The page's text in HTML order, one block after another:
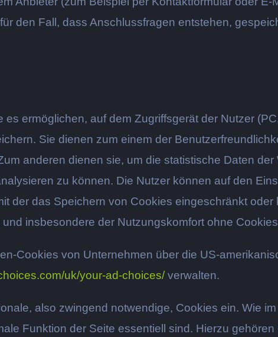
den Fall, dass Anschlussfragen entstehen,
es ermöglichen, auf dem Zugriffsgerät der Nutzer
Sie dienen zum einem der
anderen dienen sie, um die statistische Daten
zu können. Die Nutzer können auf den
der das Speichern von Cookies eingeschränkt
insbesondere der Nutzungskomfort ohne
Cookies von Unternehmen über die US-
uk/your-ad-choices/ verwalten.
also zwingend notwendige, Cookies ein. Wie
Funktion der Seite essentiell sind. Hierzu